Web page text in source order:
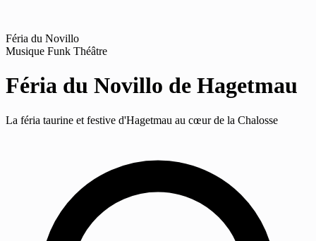
Féria du Novillo
Musique Funk Théâtre
Féria du Novillo de Hagetmau
La féria taurine et festive d'Hagetmau au cœur de la Chalosse